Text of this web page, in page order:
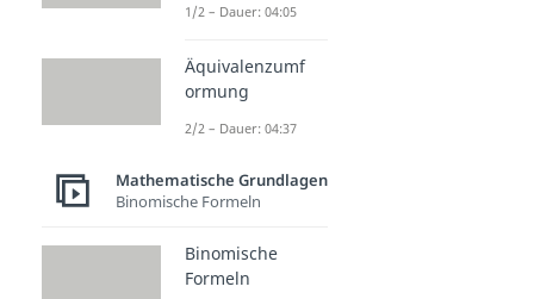
1/2 – Dauer: 04:05
Äquivalenzumf
ormung
2/2 – Dauer: 04:37
Mathematische Grundlagen
Binomische Formeln
Binomische
Formeln